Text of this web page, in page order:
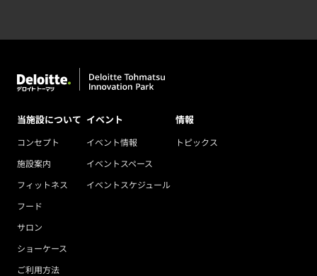
当施設について
コンセプト
施設案内
フィットネス
フード
サロン
ショーケース
ご利用方法
イベント
イベント情報
イベントスペース
イベントスケジュール
情報
トピックス